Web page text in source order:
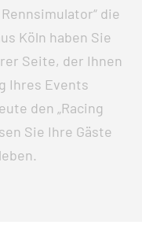
die
Köln haben Sie
Seite, der Ihnen
Ihres Events
den „Racing
Sie Ihre Gäste